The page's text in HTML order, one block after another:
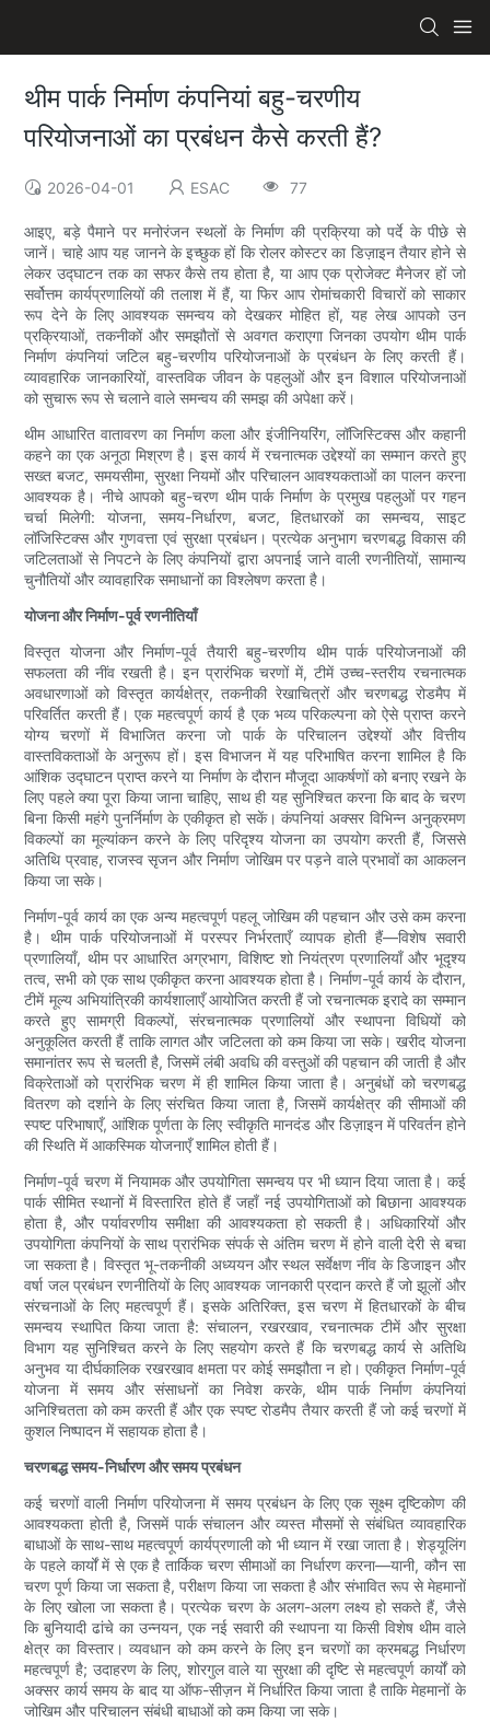
थीम पार्क निर्माण कंपनियां बहु-चरणीय
परियोजनाओं का प्रबंधन कैसे करती हैं?
2026-04-01 ESAC 77
आइए, बड़े पैमाने पर मनोरंजन स्थलों के निर्माण की प्रक्रिया को पर्दे के पीछे से
जानें। चाहे आप यह जानने के इच्छुक हों कि रोलर कोस्टर का डिज़ाइन तैयार होने से
लेकर उद्घाटन तक का सफर कैसे तय होता है, या आप एक प्रोजेक्ट मैनेजर हों जो
सर्वोत्तम कार्यप्रणालियों की तलाश में हैं, या फिर आप रोमांचकारी विचारों को साकार
रूप देने के लिए आवश्यक समन्वय को देखकर मोहित हों, यह लेख आपको उन
प्रक्रियाओं, तकनीकों और समझौतों से अवगत कराएगा जिनका उपयोग थीम पार्क
निर्माण कंपनियां जटिल बहु-चरणीय परियोजनाओं के प्रबंधन के लिए करती हैं।
व्यावहारिक जानकारियों, वास्तविक जीवन के पहलुओं और इन विशाल परियोजनाओं
को सुचारू रूप से चलाने वाले समन्वय की समझ की अपेक्षा करें।
थीम आधारित वातावरण का निर्माण कला और इंजीनियरिंग, लॉजिस्टिक्स और कहानी
कहने का एक अनूठा मिश्रण है। इस कार्य में रचनात्मक उद्देश्यों का सम्मान करते हुए
सख्त बजट, समयसीमा, सुरक्षा नियमों और परिचालन आवश्यकताओं का पालन करना
आवश्यक है। नीचे आपको बहु-चरण थीम पार्क निर्माण के प्रमुख पहलुओं पर गहन
चर्चा मिलेगी: योजना, समय-निर्धारण, बजट, हितधारकों का समन्वय, साइट
लॉजिस्टिक्स और गुणवत्ता एवं सुरक्षा प्रबंधन। प्रत्येक अनुभाग चरणबद्ध विकास की
जटिलताओं से निपटने के लिए कंपनियों द्वारा अपनाई जाने वाली रणनीतियों, सामान्य
चुनौतियों और व्यावहारिक समाधानों का विश्लेषण करता है।
योजना और निर्माण-पूर्व रणनीतियाँ
विस्तृत योजना और निर्माण-पूर्व तैयारी बहु-चरणीय थीम पार्क परियोजनाओं की
सफलता की नींव रखती है। इन प्रारंभिक चरणों में, टीमें उच्च-स्तरीय रचनात्मक
अवधारणाओं को विस्तृत कार्यक्षेत्र, तकनीकी रेखाचित्रों और चरणबद्ध रोडमैप में
परिवर्तित करती हैं। एक महत्वपूर्ण कार्य है एक भव्य परिकल्पना को ऐसे प्राप्त करने
योग्य चरणों में विभाजित करना जो पार्क के परिचालन उद्देश्यों और वित्तीय
वास्तविकताओं के अनुरूप हों। इस विभाजन में यह परिभाषित करना शामिल है कि
आंशिक उद्घाटन प्राप्त करने या निर्माण के दौरान मौजूदा आकर्षणों को बनाए रखने के
लिए पहले क्या पूरा किया जाना चाहिए, साथ ही यह सुनिश्चित करना कि बाद के चरण
बिना किसी महंगे पुनर्निर्माण के एकीकृत हो सकें। कंपनियां अक्सर विभिन्न अनुक्रमण
विकल्पों का मूल्यांकन करने के लिए परिदृश्य योजना का उपयोग करती हैं, जिससे
अतिथि प्रवाह, राजस्व सृजन और निर्माण जोखिम पर पड़ने वाले प्रभावों का आकलन
किया जा सके।
निर्माण-पूर्व कार्य का एक अन्य महत्वपूर्ण पहलू जोखिम की पहचान और उसे कम करना
है। थीम पार्क परियोजनाओं में परस्पर निर्भरताएँ व्यापक होती हैं—विशेष सवारी
प्रणालियाँ, थीम पर आधारित अग्रभाग, विशिष्ट शो नियंत्रण प्रणालियाँ और भूदृश्य
तत्व, सभी को एक साथ एकीकृत करना आवश्यक होता है। निर्माण-पूर्व कार्य के दौरान,
टीमें मूल्य अभियांत्रिकी कार्यशालाएँ आयोजित करती हैं जो रचनात्मक इरादे का सम्मान
करते हुए सामग्री विकल्पों, संरचनात्मक प्रणालियों और स्थापना विधियों को
अनुकूलित करती हैं ताकि लागत और जटिलता को कम किया जा सके। खरीद योजना
समानांतर रूप से चलती है, जिसमें लंबी अवधि की वस्तुओं की पहचान की जाती है और
विक्रेताओं को प्रारंभिक चरण में ही शामिल किया जाता है। अनुबंधों को चरणबद्ध
वितरण को दर्शाने के लिए संरचित किया जाता है, जिसमें कार्यक्षेत्र की सीमाओं की
स्पष्ट परिभाषाएँ, आंशिक पूर्णता के लिए स्वीकृति मानदंड और डिज़ाइन में परिवर्तन होने
की स्थिति में आकस्मिक योजनाएँ शामिल होती हैं।
निर्माण-पूर्व चरण में नियामक और उपयोगिता समन्वय पर भी ध्यान दिया जाता है। कई
पार्क सीमित स्थानों में विस्तारित होते हैं जहाँ नई उपयोगिताओं को बिछाना आवश्यक
होता है, और पर्यावरणीय समीक्षा की आवश्यकता हो सकती है। अधिकारियों और
उपयोगिता कंपनियों के साथ प्रारंभिक संपर्क से अंतिम चरण में होने वाली देरी से बचा
जा सकता है। विस्तृत भू-तकनीकी अध्ययन और स्थल सर्वेक्षण नींव के डिजाइन और
वर्षा जल प्रबंधन रणनीतियों के लिए आवश्यक जानकारी प्रदान करते हैं जो झूलों और
संरचनाओं के लिए महत्वपूर्ण हैं। इसके अतिरिक्त, इस चरण में हितधारकों के बीच
समन्वय स्थापित किया जाता है: संचालन, रखरखाव, रचनात्मक टीमें और सुरक्षा
विभाग यह सुनिश्चित करने के लिए सहयोग करते हैं कि चरणबद्ध कार्य से अतिथि
अनुभव या दीर्घकालिक रखरखाव क्षमता पर कोई समझौता न हो। एकीकृत निर्माण-पूर्व
योजना में समय और संसाधनों का निवेश करके, थीम पार्क निर्माण कंपनियां
अनिश्चितता को कम करती हैं और एक स्पष्ट रोडमैप तैयार करती हैं जो कई चरणों में
कुशल निष्पादन में सहायक होता है।
चरणबद्ध समय-निर्धारण और समय प्रबंधन
कई चरणों वाली निर्माण परियोजना में समय प्रबंधन के लिए एक सूक्ष्म दृष्टिकोण की
आवश्यकता होती है, जिसमें पार्क संचालन और व्यस्त मौसमों से संबंधित व्यावहारिक
बाधाओं के साथ-साथ महत्वपूर्ण कार्यप्रणाली को भी ध्यान में रखा जाता है। शेड्यूलिंग
के पहले कार्यों में से एक है तार्किक चरण सीमाओं का निर्धारण करना—यानी, कौन सा
चरण पूर्ण किया जा सकता है, परीक्षण किया जा सकता है और संभावित रूप से मेहमानों
के लिए खोला जा सकता है। प्रत्येक चरण के अलग-अलग लक्ष्य हो सकते हैं, जैसे
कि बुनियादी ढांचे का उन्नयन, एक नई सवारी की स्थापना या किसी विशेष थीम वाले
क्षेत्र का विस्तार। व्यवधान को कम करने के लिए इन चरणों का क्रमबद्ध निर्धारण
महत्वपूर्ण है; उदाहरण के लिए, शोरगुल वाले या सुरक्षा की दृष्टि से महत्वपूर्ण कार्यों को
अक्सर कार्य समय के बाद या ऑफ-सीज़न में निर्धारित किया जाता है ताकि मेहमानों के
जोखिम और परिचालन संबंधी बाधाओं को कम किया जा सके।